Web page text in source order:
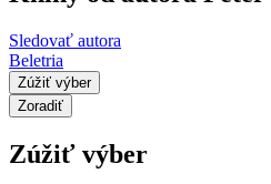
Sledovať autora
Beletria
Zúžiť výber
Zoradiť
Zúžiť výber